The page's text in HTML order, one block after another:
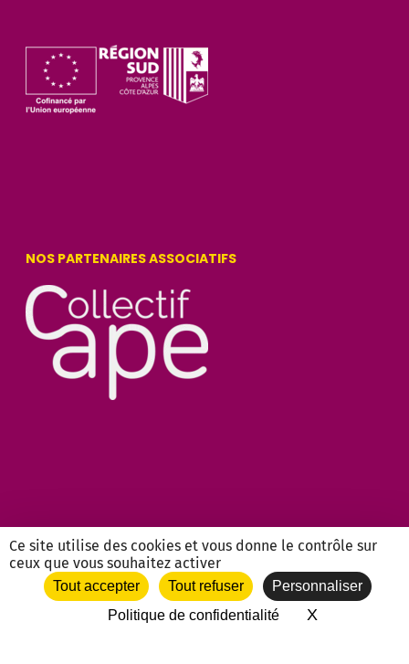
Ce site utilise des cookies et vous donne le contrôle sur
ceux que vous souhaitez activer
Tout accepter Tout refuser
Personnaliser
Politique de confidentialité
XMasquer le
NOS PARTENAIRES ASSOCIATIFS
2018-2026 CC-BY-NC | Francas
Provence-Alpes-Côte d'Azur |
twitterfacebook
vimeo